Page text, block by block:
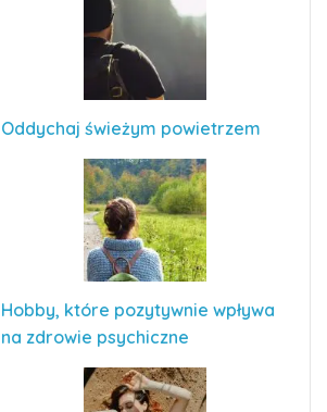
Oddychaj świeżym powietrzem
Hobby, które pozytywnie wpływa
na zdrowie psychiczne